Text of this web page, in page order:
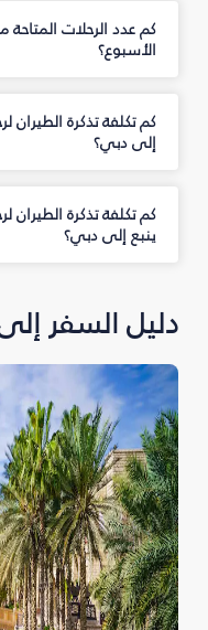
كم عدد الرحلات
الأسبوع؟
كم تكلفة تذكرة الطيران
إلى دبي؟
كم تكلفة تذكرة الطيران
ينبع إلى دبي؟
دليل السفر